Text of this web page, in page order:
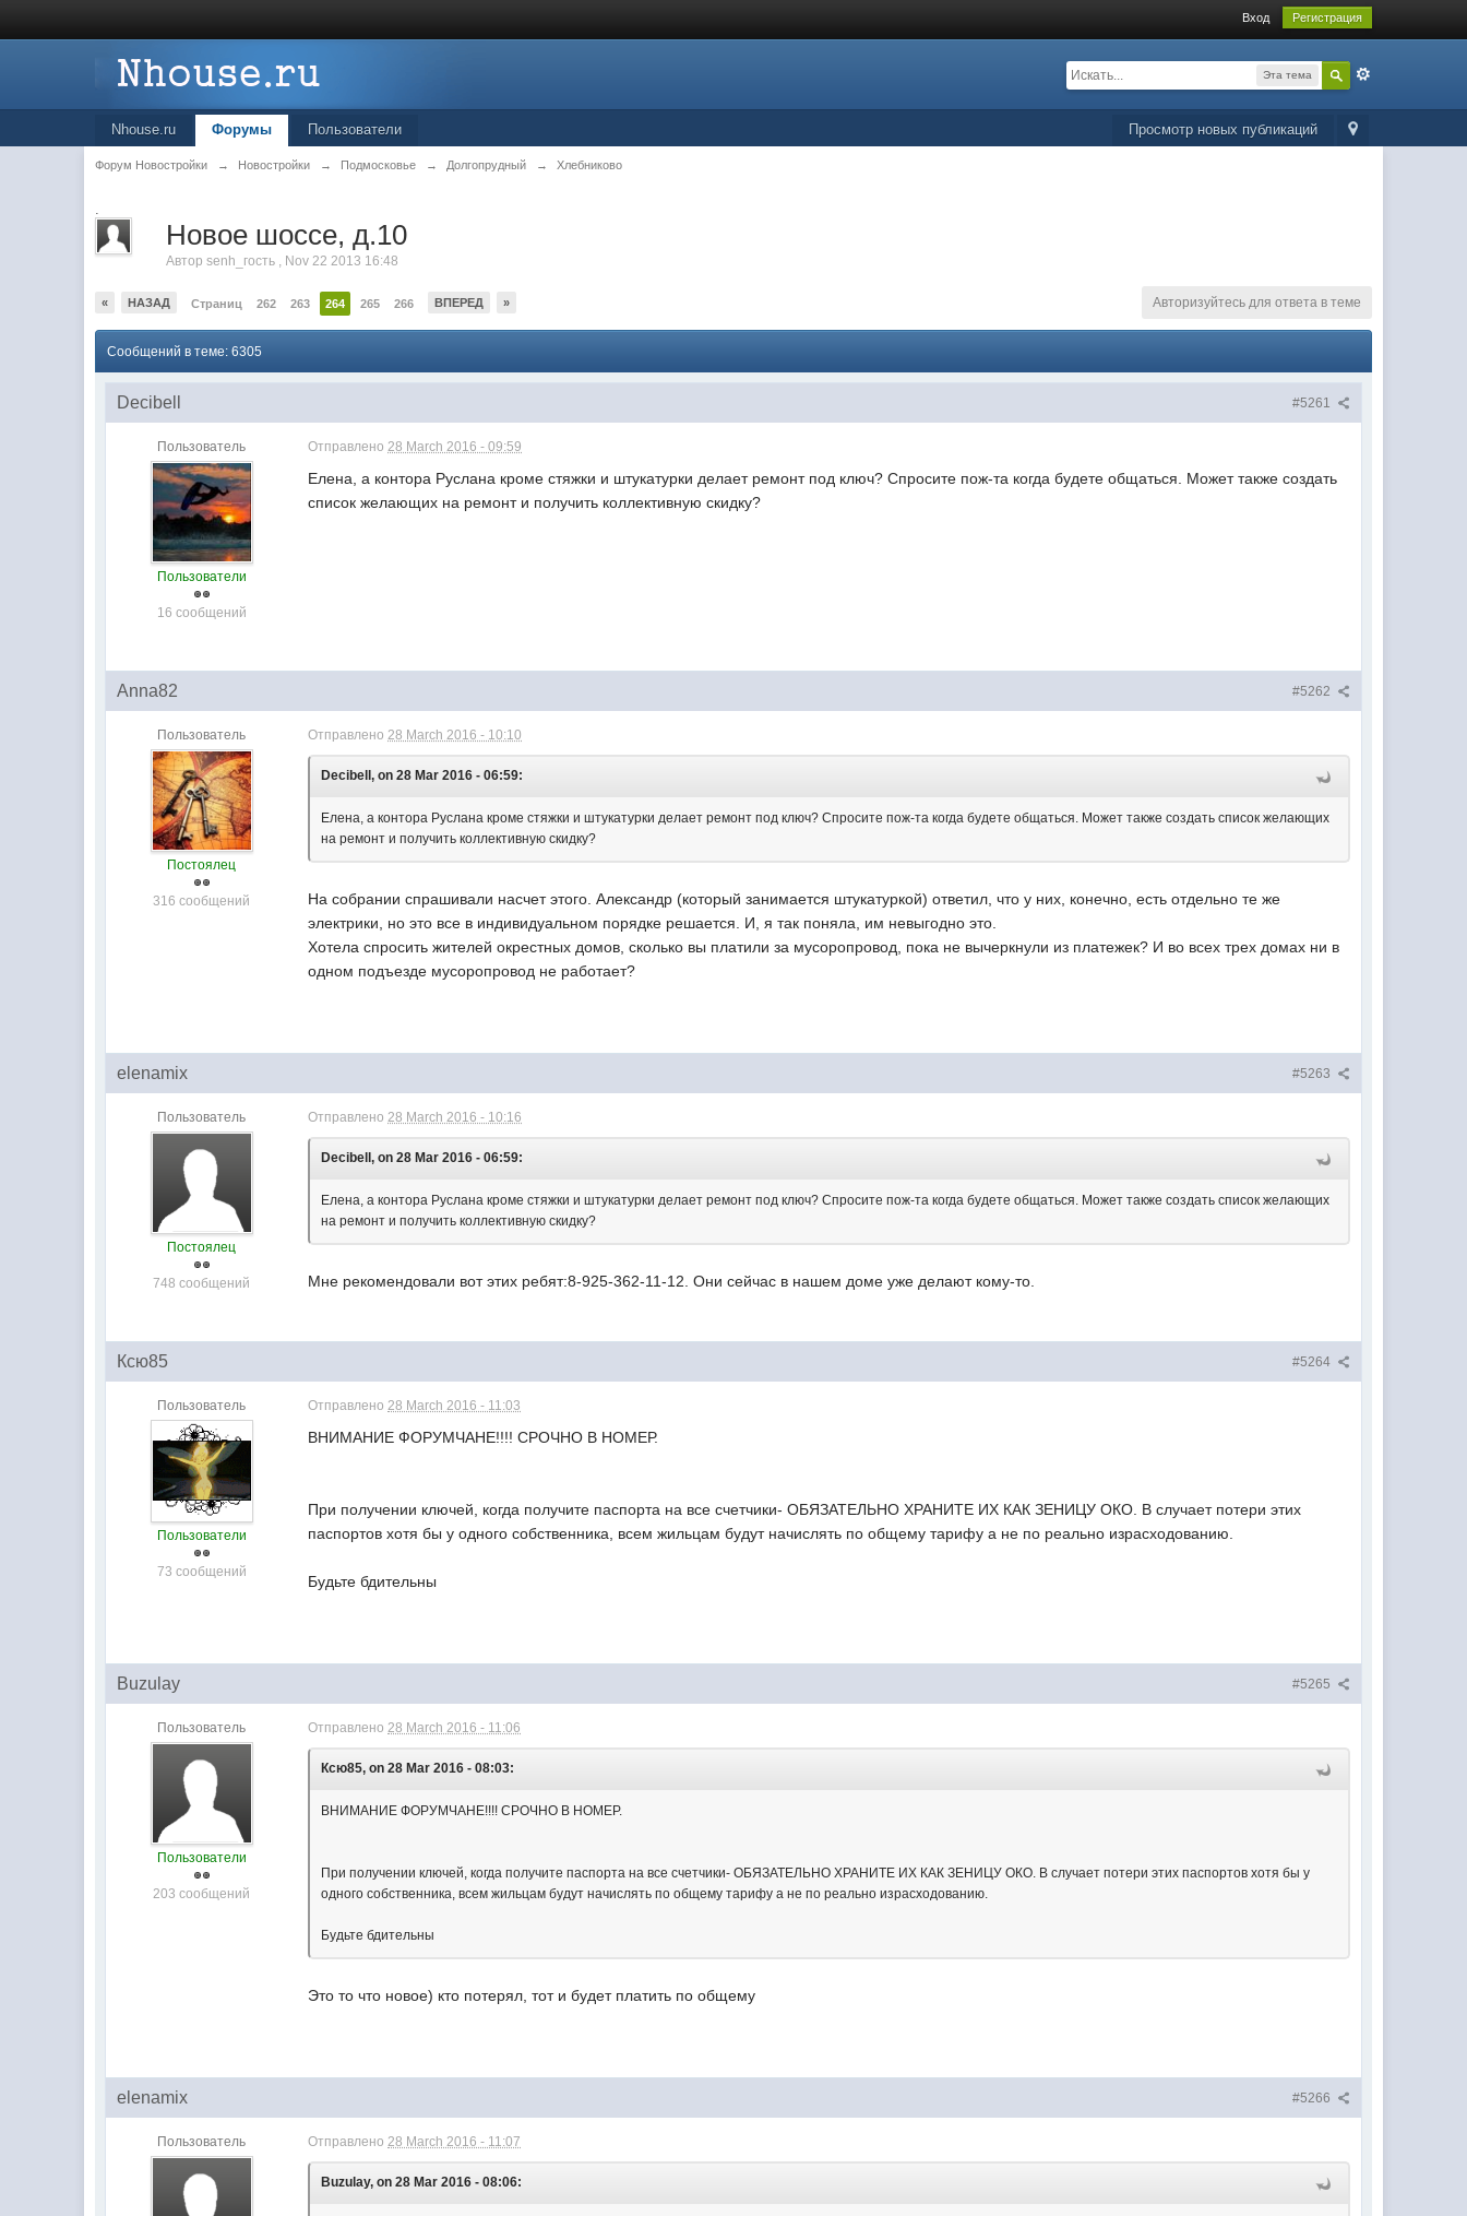
Вход Регистрация
Эта тема
Просмотр новых публикаций
Nhouse.ru Форумы Пользователи
Форум Новостройки → Новостройки → Подмосковье → Долгопрудный → Хлебниково
.
Новое шоссе, д.10
Авторsenh_гость , Nov 22 2013 16:48
« НАЗАД Страниц 262 263 264 265 266 ВПЕРЕД » Авторизуйтесь для ответа в теме
Сообщений в теме: 6305
#5261
Decibell
Пользователь
Пользователи
16 сообщений
Отправлено28 March 2016 - 09:59
Елена, а контора Руслана кроме стяжки и штукатурки делает ремонт под ключ? Спросите пож-та когда будете общаться. Может также создать
список желающих на ремонт и получить коллективную скидку?
#5262
Anna82
Пользователь
Постоялец
316 сообщений
Отправлено28 March 2016 - 10:10
Decibell, on 28 Mar 2016 - 06:59:
Елена, а контора Руслана кроме стяжки и штукатурки делает ремонт под ключ? Спросите пож-та когда будете общаться. Может также создать список желающих
на ремонт и получить коллективную скидку?
На собрании спрашивали насчет этого. Александр (который занимается штукатуркой) ответил, что у них, конечно, есть отдельно те же
электрики, но это все в индивидуальном порядке решается. И, я так поняла, им невыгодно это.
Хотела спросить жителей окрестных домов, сколько вы платили за мусоропровод, пока не вычеркнули из платежек? И во всех трех домах ни в
одном подъезде мусоропровод не работает?
#5263
elenamix
Пользователь
Постоялец
748 сообщений
Отправлено28 March 2016 - 10:16
Decibell, on 28 Mar 2016 - 06:59:
Елена, а контора Руслана кроме стяжки и штукатурки делает ремонт под ключ? Спросите пож-та когда будете общаться. Может также создать список желающих
на ремонт и получить коллективную скидку?
Мне рекомендовали вот этих ребят:8-925-362-11-12. Они сейчас в нашем доме уже делают кому-то.
#5264
Ксю85
Пользователь
Пользователи
73 сообщений
Отправлено28 March 2016 - 11:03
ВНИМАНИЕ ФОРУМЧАНЕ!!!! СРОЧНО В НОМЕР.
При получении ключей, когда получите паспорта на все счетчики- ОБЯЗАТЕЛЬНО ХРАНИТЕ ИХ КАК ЗЕНИЦУ ОКО. В случает потери этих
паспортов хотя бы у одного собственника, всем жильцам будут начислять по общему тарифу а не по реально израсходованию.
Будьте бдительны
#5265
Buzulay
Пользователь
Пользователи
203 сообщений
Отправлено28 March 2016 - 11:06
Ксю85, on 28 Mar 2016 - 08:03:
ВНИМАНИЕ ФОРУМЧАНЕ!!!! СРОЧНО В НОМЕР.
При получении ключей, когда получите паспорта на все счетчики- ОБЯЗАТЕЛЬНО ХРАНИТЕ ИХ КАК ЗЕНИЦУ ОКО. В случает потери этих паспортов хотя бы у
одного собственника, всем жильцам будут начислять по общему тарифу а не по реально израсходованию.
Будьте бдительны
Это то что новое) кто потерял, тот и будет платить по общему
#5266
elenamix
Пользователь Отправлено28 March 2016 - 11:07
Buzulay, on 28 Mar 2016 - 08:06: